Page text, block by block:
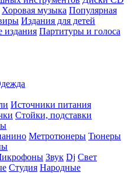
Хоровая музыка Популярная
Издания для детей
издания Партитуры и голоса
Источники питания
Стойки, подставки
Метротюнеры Тюнеры
Звук Dj Свет
Студия Народные